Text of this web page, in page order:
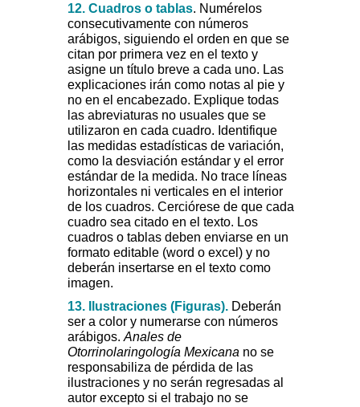
12. Cuadros o tablas. Numérelos
consecutivamente con números
arábigos, siguiendo el orden en que se
citan por primera vez en el texto y
asigne un título breve a cada uno. Las
explicaciones irán como notas al pie y
no en el encabezado. Explique todas
las abreviaturas no usuales que se
utilizaron en cada cuadro. Identifique
las medidas estadísticas de variación,
como la desviación estándar y el error
estándar de la medida. No trace líneas
horizontales ni verticales en el interior
de los cuadros. Cerciórese de que cada
cuadro sea citado en el texto. Los
cuadros o tablas deben enviarse en un
formato editable (word o excel) y no
deberán insertarse en el texto como
imagen.
13. Ilustraciones (Figuras). Deberán
ser a color y numerarse con números
arábigos. Anales de
Otorrinolaringología Mexicana no se
responsabiliza de pérdida de las
ilustraciones y no serán regresadas al
autor excepto si el trabajo no se